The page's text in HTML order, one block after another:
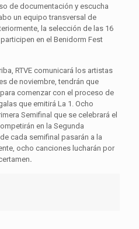
de documentación y escucha
un equipo transversal de
la selección de las 16
en el Benidorm Fest
RTVE comunicará los artistas
de noviembre, tendrán que
comenzar con el proceso de
que emitirá La 1. Ocho
Semifinal que se celebrará el
en la Segunda
cada semifinal pasarán a la
ocho canciones lucharán por
.